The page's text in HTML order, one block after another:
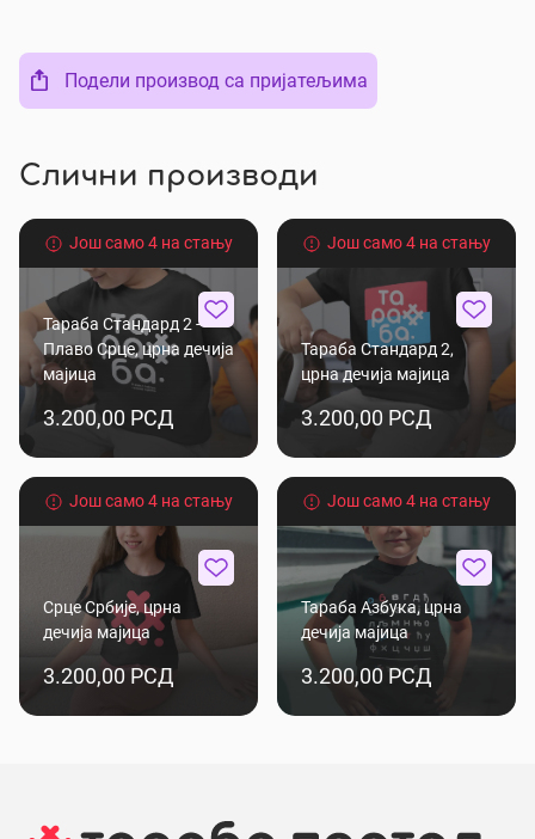
Подели производ са пријатељима
Слични производи
Још само 4 на стању
Тараба Стандард 2 -
Плаво Срце, црна дечија
мајица
3.200,00 РСД
Још само 4 на стању
Тараба Стандард 2,
црна дечија мајица
3.200,00 РСД
Још само 4 на стању
Срце Србије, црна
дечија мајица
3.200,00 РСД
Још само 4 на стању
Тараба Азбука, црна
дечија мајица
3.200,00 РСД